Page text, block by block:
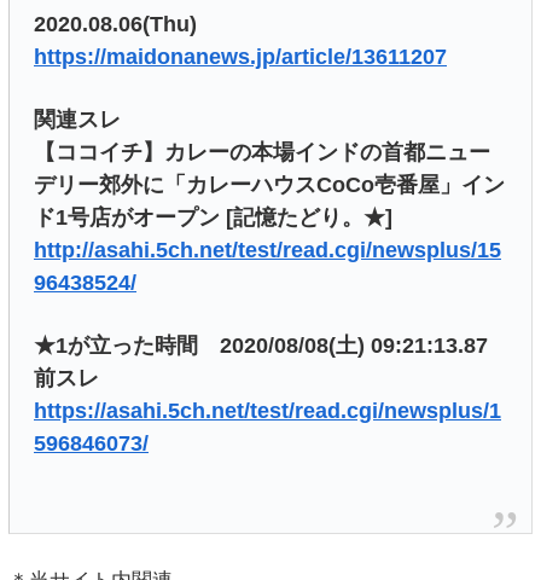
2020.08.06(Thu)
https://maidonanews.jp/article/13611207
関連スレ
【ココイチ】カレーの本場インドの首都ニュー
デリー郊外に「カレーハウスCoCo壱番屋」イン
ド1号店がオープン [記憶たどり。★]
http://asahi.5ch.net/test/read.cgi/newsplus/15
96438524/
★1が立った時間 2020/08/08(土) 09:21:13.87
前スレ
https://asahi.5ch.net/test/read.cgi/newsplus/1
596846073/